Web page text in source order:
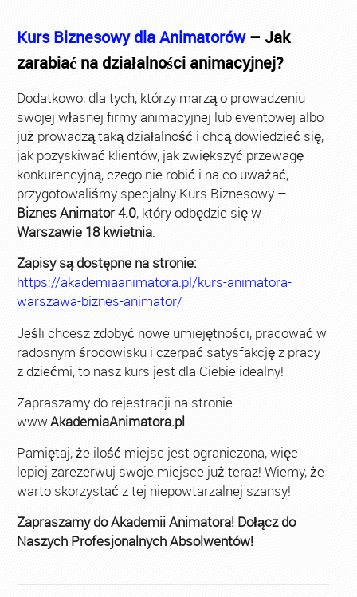
Kurs Biznesowy dla Animatorów– Jak
zarabiać na działalności animacyjnej?
Dodatkowo, dla tych, którzy marzą o prowadzeniu
swojej własnej firmy animacyjnej lub eventowej albo
już prowadzą taką działalność i chcą dowiedzieć się,
jak pozyskiwać klientów, jak zwiększyć przewagę
konkurencyjną, czego nie robić i na co uważać,
przygotowaliśmy specjalny Kurs Biznesowy –
Biznes Animator 4.0, który odbędzie się w
Warszawie 18 kwietnia.
Zapisy są dostępne na stronie:
https://akademiaanimatora.pl/kurs-animatora-
warszawa-biznes-animator/
Jeśli chcesz zdobyć nowe umiejętności, pracować w
radosnym środowisku i czerpać satysfakcję z pracy
z dziećmi, to nasz kurs jest dla Ciebie idealny!
Zapraszamy do rejestracji na stronie
www.AkademiaAnimatora.pl.
Pamiętaj, że ilość miejsc jest ograniczona, więc
lepiej zarezerwuj swoje miejsce już teraz! Wiemy, że
warto skorzystać z tej niepowtarzalnej szansy!
Zapraszamy do Akademii Animatora! Dołącz do
Naszych Profesjonalnych Absolwentów!